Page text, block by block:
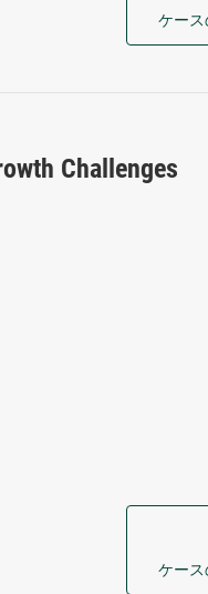
ケース
Challenges
ケース